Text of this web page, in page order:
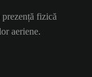
fizică
aeriene.